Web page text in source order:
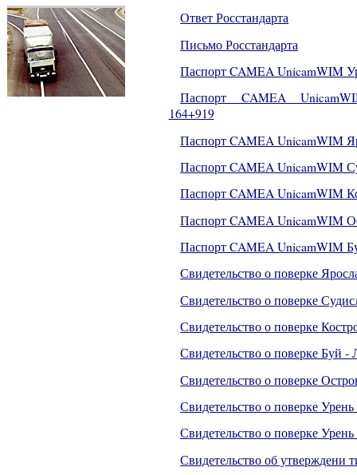
Ответ Росстандарта
Письмо Росстандарта
Паспорт CAMEA UnicamWIM
Паспорт CAMEA
164+919
Паспорт CAMEA UnicamWIM
Паспорт CAMEA UnicamWIM
Паспорт CAMEA UnicamWIM
Паспорт CAMEA UnicamWIM
Паспорт CAMEA UnicamWIM
Свидетельство о поверке
Свидетельство о поверке
Свидетельство о поверке
Свидетельство о поверке Буй
Свидетельство о поверке
Свидетельство о поверке
Свидетельство о поверке
Свидетельство об утверждени